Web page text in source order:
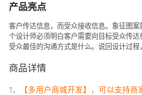
产品亮点
客户传达信息，而受众接收信息。象征图
个设计师必须明白客户需要向目标受众传
受众最佳的沟通方式是什么。说回设计过程
的产品与服务，将客户的目标成为我们自己
商品详情
1 ，【多用户商城开发】，可以支持商